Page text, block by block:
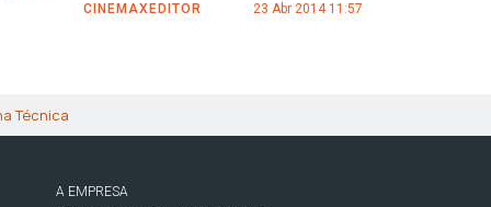
CINEMAXEDITOR 23 Abr 2014 11:57
Técnica
A EMPRESA